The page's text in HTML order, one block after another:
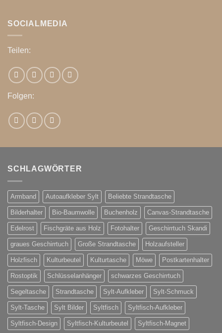
SOCIALMEDIA
Teilen:
Folgen:
SCHLAGWÖRTER
Armband Autoaufkleber Sylt Beliebte Strandtasche
Bilderhalter Bio-Baumwolle Buchenholz Canvas-Strandtasche
Edelrost Fischgräte aus Holz Fotohalter Geschirrtuch Skandi
graues Geschirrtuch Große Strandtasche Holzaufsteller
Holzfisch Kulturbeutel Kulturtasche Möwe Postkartenhalter
Rostoptik Schlüsselanhänger schwarzes Geschirrtuch
Segeltasche Strandtasche Sylt-Aufkleber Sylt-Schmuck
Sylt-Tasche Sylt Bilder Syltfisch Syltfisch-Aufkleber
Syltfisch-Design Syltfisch-Kulturbeutel Syltfisch-Magnet